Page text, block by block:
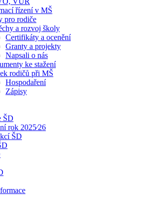
řízení v MŠ
pro rodiče
a rozvoj školy
Certifikáty a ocenění
Granty a projekty
Napsali o nás
ke stažení
rodičů při MŠ
Hospodaření
Zápisy
ŠD
rok 2025⁄26
ŠD